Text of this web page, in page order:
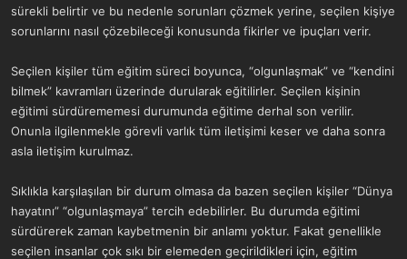
sürekli belirtir ve bu nedenle sorunları çözmek yerine, seçilen kişiye
sorunlarını nasıl çözebileceği konusunda fikirler ve ipuçları verir.
Seçilen kişiler tüm eğitim süreci boyunca, “olgunlaşmak” ve “kendini
bilmek” kavramları üzerinde durularak eğitilirler. Seçilen kişinin
eğitimi sürdürememesi durumunda eğitime derhal son verilir.
Onunla ilgilenmekle görevli varlık tüm iletişimi keser ve daha sonra
asla iletişim kurulmaz.
Sıklıkla karşılaşılan bir durum olmasa da bazen seçilen kişiler “Dünya
hayatını” “olgunlaşmaya” tercih edebilirler. Bu durumda eğitimi
sürdürerek zaman kaybetmenin bir anlamı yoktur. Fakat genellikle
seçilen insanlar çok sıkı bir elemeden geçirildikleri için, eğitim